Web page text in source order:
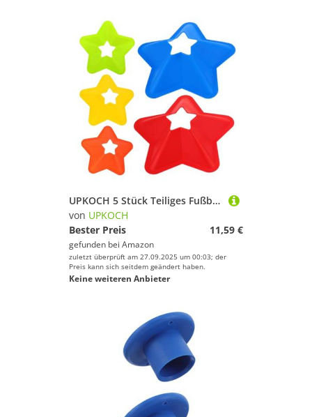
UPKOCH 5 Stück Teiliges Fußball Trainingskegel Sternförmige Markierungsscheiben für Präzises Passspiel Vielseitig Einsetzbar für Training Spiele und Schulsport Tragbar in Rot Orange Gelb
von UPKOCH
Bester Preis
11,59 €
gefunden bei Amazon
zuletzt überprüft am 27.09.2025 um 00:03; der
Preis kann sich seitdem geändert haben.
Keine weiteren Anbieter